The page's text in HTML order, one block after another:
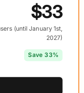
$33
(until January 1st,
2027)
Save 33%